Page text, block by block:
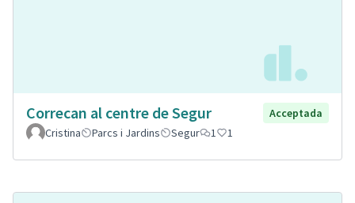
Correcan al centre de Segur
Acceptada
Cristina
Parcs i Jardins Segur 1 1